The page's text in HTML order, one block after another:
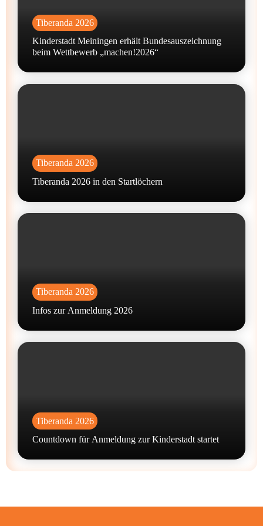
Tiberanda 2026
Kinderstadt Meiningen erhält Bundesauszeichnung
beim Wettbewerb „machen!2026“
Tiberanda 2026
Tiberanda 2026 in den Startlöchern
Tiberanda 2026
Infos zur Anmeldung 2026
Tiberanda 2026
Countdown für Anmeldung zur Kinderstadt startet